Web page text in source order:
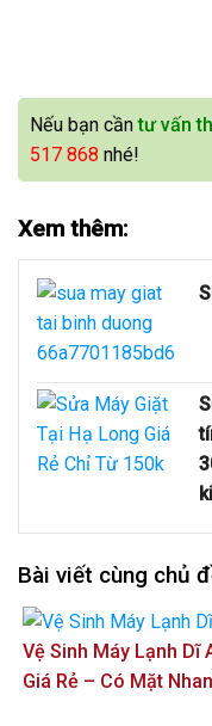
Nếu bạn cầntư vấn
517 868 nhé!
Xem thêm:
Bài viết cùng chủ
Vệ Sinh Máy Lạnh Dĩ
Giá Rẻ – Có Mặt